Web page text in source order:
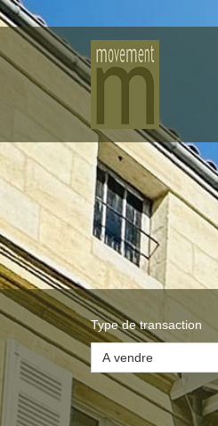
Type de transaction
A vendre